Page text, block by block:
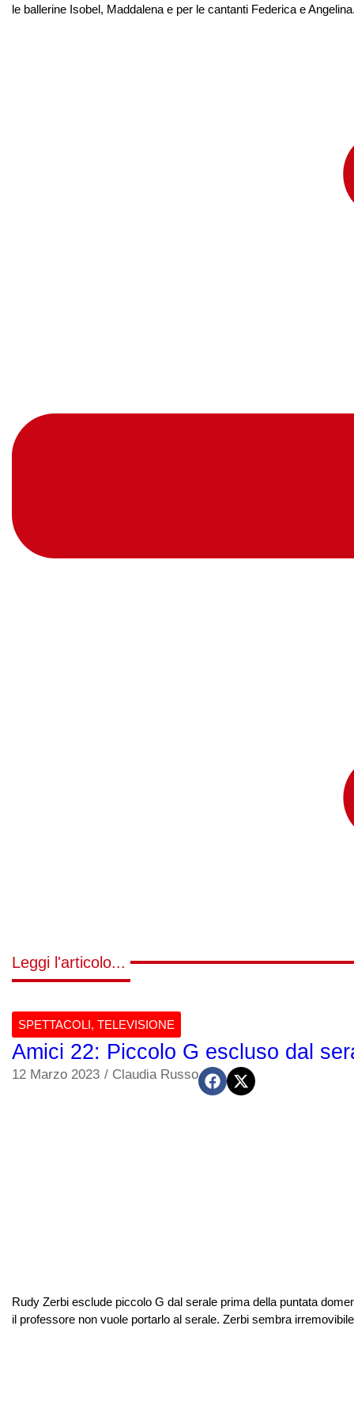
le ballerine Isobel, Maddalena e per le cantanti Federica e
Leggi l'articolo...
SPETTACOLI, TELEVISIONE
Amici 22: Piccolo G escluso dal
12 Marzo 2023 / Claudia Russo
Rudy Zerbi esclude piccolo G dal serale prima della puntata
il professore non vuole portarlo al serale. Zerbi sembra